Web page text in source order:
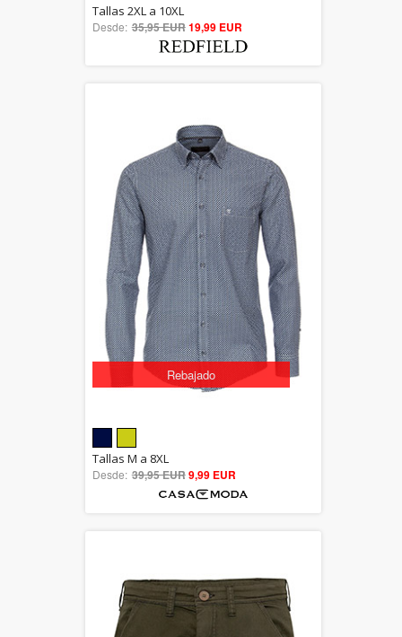
5.00
out of 5
Tallas 2XL a 10XL
Desde: 35,95 EUR19,99 EUR
Rebajado
out of 5
Tallas M a 8XL
Desde: 39,95 EUR9,99 EUR